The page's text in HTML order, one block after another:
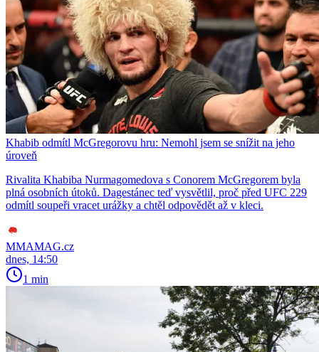
Khabib odmítl McGregorovu hru: Nemohl jsem se snížit na jeho
úroveň
Rivalita Khabiba Nurmagomedova s Conorem McGregorem byla
plná osobních útoků. Dagestánec teď vysvětlil, proč před UFC 229
odmítl soupeři vracet urážky a chtěl odpovědět až v kleci.
MMAMAG.cz
dnes, 14:50
1 min